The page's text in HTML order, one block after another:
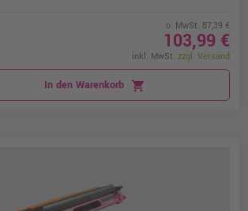
o. MwSt. 87,39 €
103,99 €
inkl. MwSt. zzgl. Versand
In den Warenkorb shopping_cart